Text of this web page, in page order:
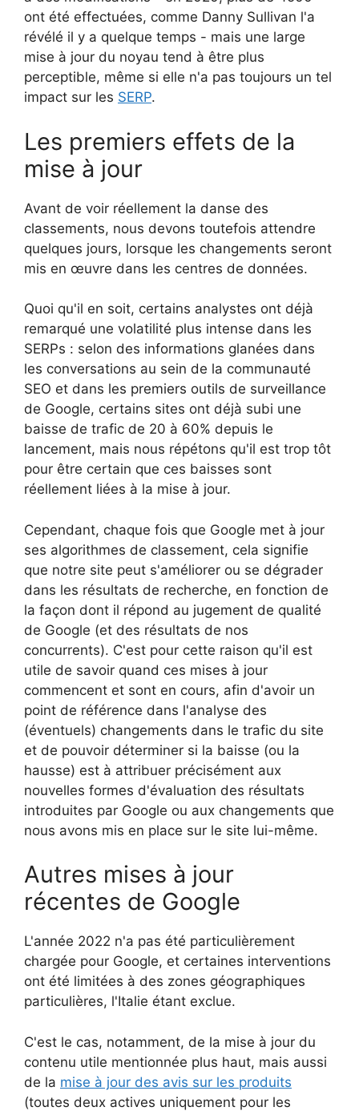
ont été effectuées, comme Danny Sullivan l'a
révélé il y a quelque temps - mais une large
mise à jour du noyau tend à être plus
perceptible, même si elle n'a pas toujours un tel
impact sur les SERP.
Les premiers effets de la
mise à jour
Avant de voir réellement la danse des
classements, nous devons toutefois attendre
quelques jours, lorsque les changements seront
mis en œuvre dans les centres de données.
Quoi qu'il en soit, certains analystes ont déjà
remarqué une volatilité plus intense dans les
SERPs : selon des informations glanées dans
les conversations au sein de la communauté
SEO et dans les premiers outils de surveillance
de Google, certains sites ont déjà subi une
baisse de trafic de 20 à 60% depuis le
lancement, mais nous répétons qu'il est trop tôt
pour être certain que ces baisses sont
réellement liées à la mise à jour.
Cependant, chaque fois que Google met à jour
ses algorithmes de classement, cela signifie
que notre site peut s'améliorer ou se dégrader
dans les résultats de recherche, en fonction de
la façon dont il répond au jugement de qualité
de Google (et des résultats de nos
concurrents). C'est pour cette raison qu'il est
utile de savoir quand ces mises à jour
commencent et sont en cours, afin d'avoir un
point de référence dans l'analyse des
(éventuels) changements dans le trafic du site
et de pouvoir déterminer si la baisse (ou la
hausse) est à attribuer précisément aux
nouvelles formes d'évaluation des résultats
introduites par Google ou aux changements que
nous avons mis en place sur le site lui-même.
Autres mises à jour
récentes de Google
L'année 2022 n'a pas été particulièrement
chargée pour Google, et certaines interventions
ont été limitées à des zones géographiques
particulières, l'Italie étant exclue.
C'est le cas, notamment, de la mise à jour du
contenu utile mentionnée plus haut, mais aussi
de la mise à jour des avis sur les produits
(toutes deux actives uniquement pour les